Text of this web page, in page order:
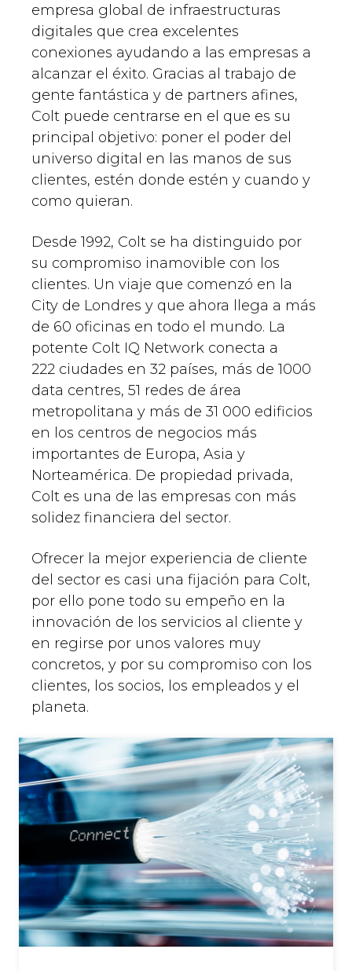
empresa global de infraestructuras
digitales que crea excelentes
conexiones ayudando a las empresas a
alcanzar el éxito. Gracias al trabajo de
gente fantástica y de partners afines,
Colt puede centrarse en el que es su
principal objetivo: poner el poder del
universo digital en las manos de sus
clientes, estén donde estén y cuando y
como quieran.
Desde 1992, Colt se ha distinguido por
su compromiso inamovible con los
clientes. Un viaje que comenzó en la
City de Londres y que ahora llega a más
de 60 oficinas en todo el mundo. La
potente Colt IQ Network conecta a
222 ciudades en 32 países, más de 1000
data centres, 51 redes de área
metropolitana y más de 31 000 edificios
en los centros de negocios más
importantes de Europa, Asia y
Norteamérica. De propiedad privada,
Colt es una de las empresas con más
solidez financiera del sector.
Ofrecer la mejor experiencia de cliente
del sector es casi una fijación para Colt,
por ello pone todo su empeño en la
innovación de los servicios al cliente y
en regirse por unos valores muy
concretos, y por su compromiso con los
clientes, los socios, los empleados y el
planeta.